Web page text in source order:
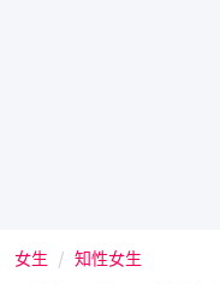
女生 知性女生